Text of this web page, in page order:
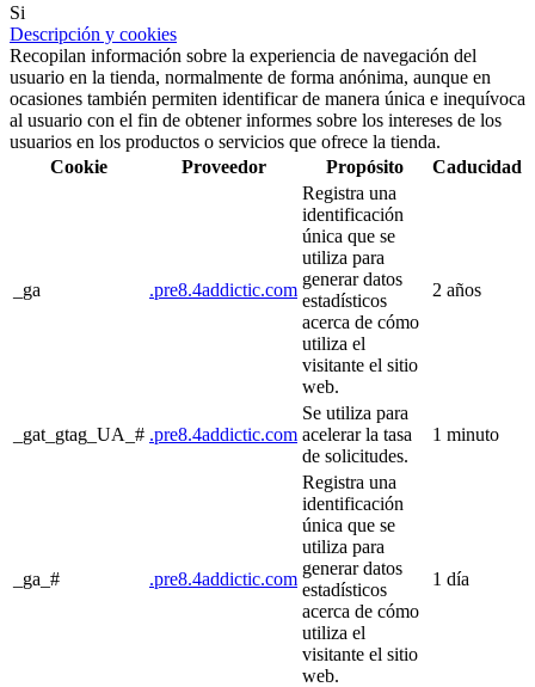
Si
Descripción y cookies
Recopilan información sobre la experiencia de navegación del
usuario en la tienda, normalmente de forma anónima, aunque en
ocasiones también permiten identificar de manera única e inequívoca
al usuario con el fin de obtener informes sobre los intereses de los
usuarios en los productos o servicios que ofrece la tienda.
Cookie
Proveedor Propósito Caducidad
_ga .pre8.4addictic.com
Registra una
identificación
única que se
utiliza para
generar datos
estadísticos
acerca de cómo
utiliza el
visitante el sitio
web.
2 años
_gat_gtag_UA_# .pre8.4addictic.com
Se utiliza para
acelerar la tasa
de solicitudes.
1 minuto
_ga_# .pre8.4addictic.com
Registra una
identificación
única que se
utiliza para
generar datos
estadísticos
acerca de cómo
utiliza el
visitante el sitio
web.
1 día